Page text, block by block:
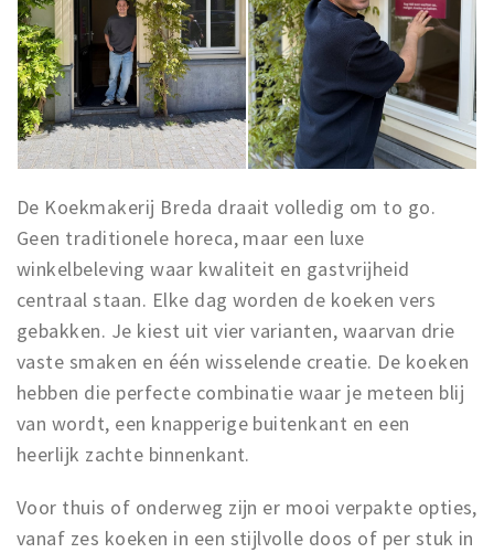
Studentenroutes
Natuurgebieden
Party pics
Eten
Drinken
Slapen
Recreatief
Winkels
Winkelgebieden
Deals
Parkeren
Inloggen
De Koekmakerij Breda draait volledig om to go.
Geen traditionele horeca, maar een luxe
winkelbeleving waar kwaliteit en gastvrijheid
centraal staan. Elke dag worden de koeken vers
gebakken. Je kiest uit vier varianten, waarvan drie
vaste smaken en één wisselende creatie. De koeken
hebben die perfecte combinatie waar je meteen blij
van wordt, een knapperige buitenkant en een
heerlijk zachte binnenkant.
Voor thuis of onderweg zijn er mooi verpakte opties,
vanaf zes koeken in een stijlvolle doos of per stuk in